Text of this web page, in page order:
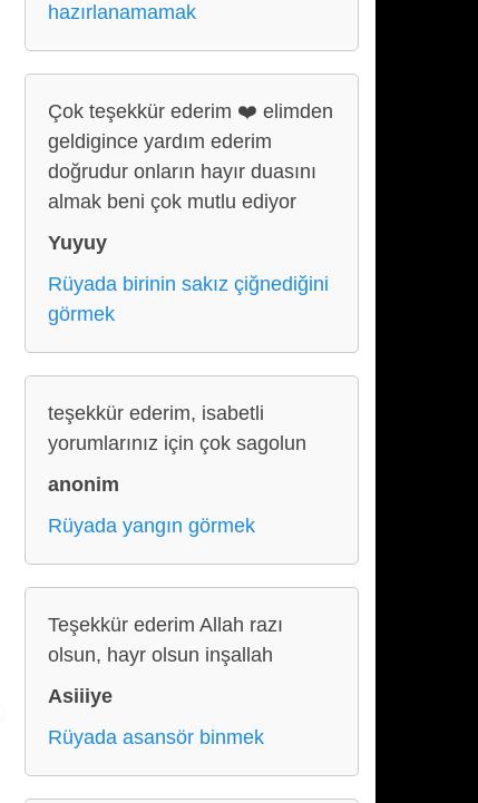
hazırlanamamak
Çok teşekkür ederim ❤️ elimden
geldigince yardım ederim
doğrudur onların hayır duasını
almak beni çok mutlu ediyor
Yuyuy
Rüyada birinin sakız çiğnediğini
görmek
teşekkür ederim, isabetli
yorumlarınız için çok sagolun
anonim
Rüyada yangın görmek
Teşekkür ederim Allah razı
olsun, hayr olsun inşallah
Asiiiye
Rüyada asansör binmek